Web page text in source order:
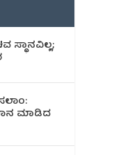
ಸ್ಥಾನವಿಲ್ಲ;
ಮಾಡಿದ